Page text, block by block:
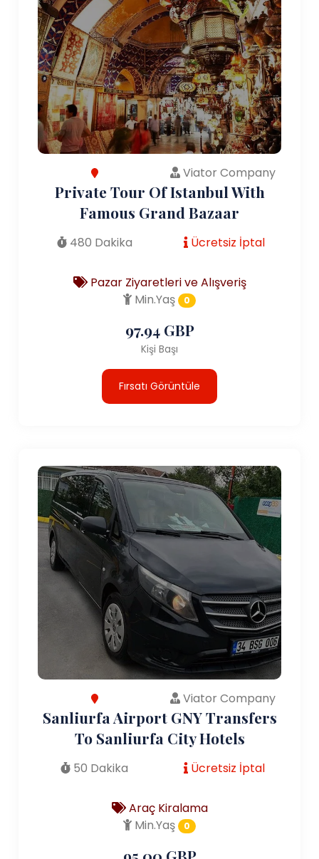
Viator Company
Private Tour Of Istanbul With
Famous Grand Bazaar
480 Dakika Ücretsiz İptal
Pazar Ziyaretleri ve Alışveriş
Min.Yaş
0
97.94 GBP
Kişi Başı
Fırsatı Görüntüle
Viator Company
Sanliurfa Airport GNY Transfers
To Sanliurfa City Hotels
50 Dakika Ücretsiz İptal
Araç Kiralama
Min.Yaş
0